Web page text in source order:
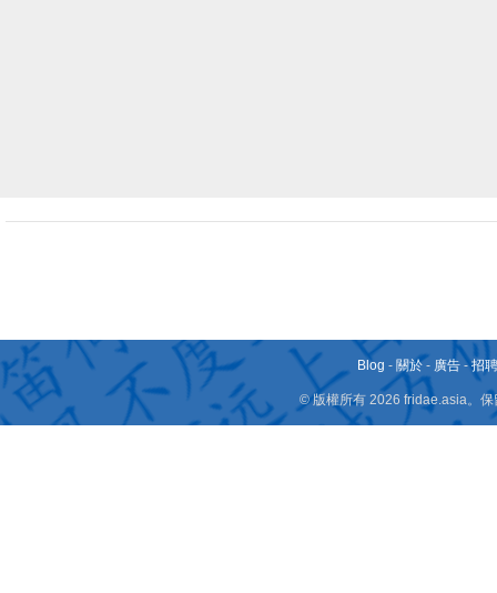
Blog - 關於 - 廣告 -招
© 版權所有 2026 fridae.asia。